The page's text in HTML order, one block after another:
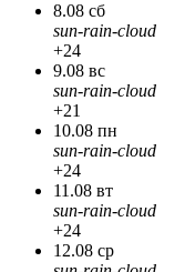
8.08 сб
sun-rain-cloud
+24
9.08 вс
sun-rain-cloud
+21
10.08 пн
sun-rain-cloud
+24
11.08 вт
sun-rain-cloud
+24
12.08 ср